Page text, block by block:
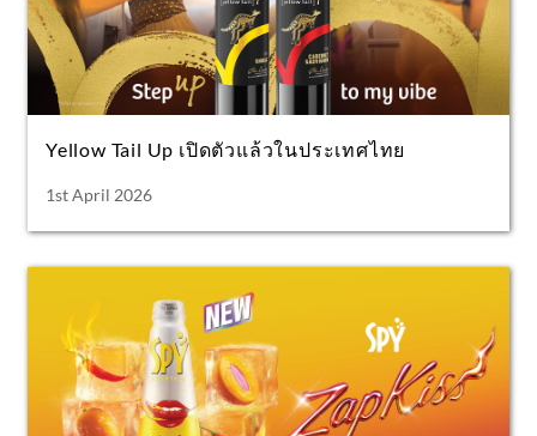
Yellow Tail Up เปิดตัวแล้วในประเทศไทย
1st April 2026